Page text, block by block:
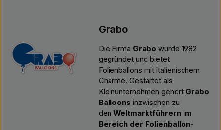
Grabo
Die Firma Grabo wurde 1982
gegründet und bietet
Folienballons mit italienischem
Charme. Gestartet als
Kleinunternehmen gehört Grabo
Balloons inzwischen zu
den Weltmarktführern im
Bereich der Folienballon-